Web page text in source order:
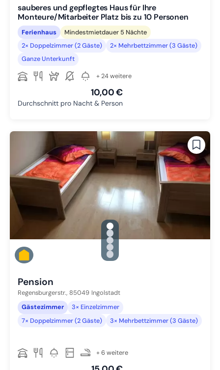
sauberes und gepflegtes Haus für Ihre
Monteure/Mitarbeiter Platz bis zu 10 Personen
Ferienhaus
Mindestmietdauer 5 Nächte
2× Doppelzimmer (2 Gäste)
2× Mehrbettzimmer (3 Gäste)
Ganze Unterkunft
+ 24 weitere
10,00 €
Durchschnitt pro Nacht & Person
gallery.slide_selector
Zu Slide 1 wechseln
Zu Slide 2 wechseln
Zu Slide 3 wechseln
Zu Slide 4 wechseln
Zu Slide 5 wechseln
Pension
Regensburgerstr., 85049 Ingolstadt
Gästezimmer
3× Einzelzimmer
7× Doppelzimmer (2 Gäste)
3× Mehrbettzimmer (3 Gäste)
+ 6 weitere